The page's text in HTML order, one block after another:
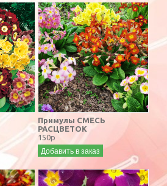
Примулы СМЕСЬ
РАСЦВЕТОК
150р
Добавить в заказ